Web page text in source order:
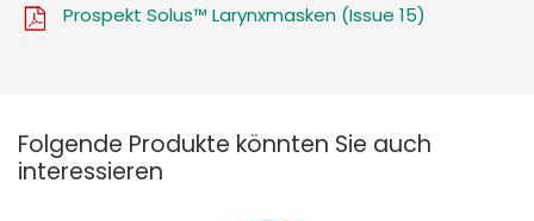
Prospekt Solus™ Larynxmasken (Issue 15)
Folgende Produkte könnten Sie auch
interessieren